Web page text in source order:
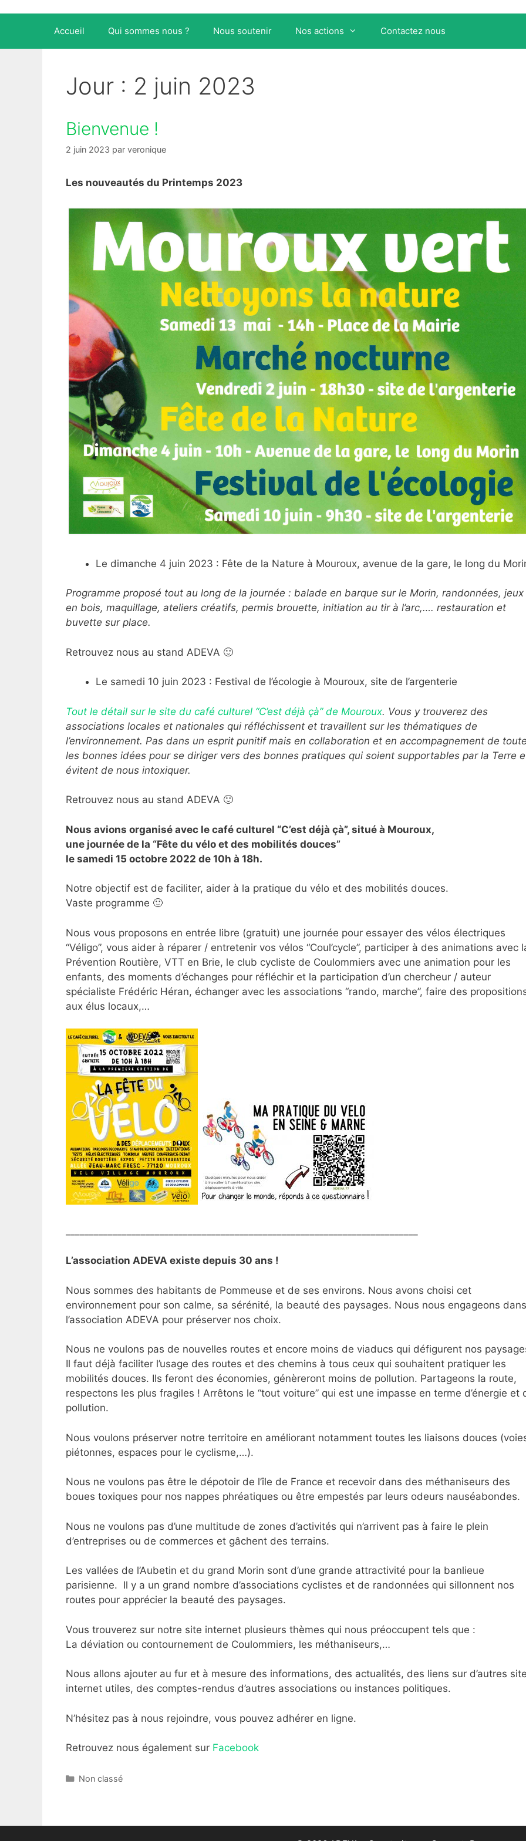
Accueil Qui sommes nous ? Nous soutenir Nos actions Contactez nous
Jour : 2 juin 2023
Bienvenue !
2 juin 2023 par veronique
Les nouveautés du Printemps 2023
Le dimanche 4 juin 2023 : Fête de la Nature à Mouroux, avenue de la gare, le long du
Programme proposé tout au long de la journée : balade en barque sur le Morin, randonnées, jeux
en bois, maquillage, ateliers créatifs, permis brouette, initiation au tir à l’arc,…. restauration et
buvette sur place.
Retrouvez nous au stand ADEVA 🙂
Le samedi 10 juin 2023 : Festival de l’écologie à Mouroux, site de l’argenterie
Tout le détail sur le site du café culturel “C’est déjà çà” de Mouroux. Vous y trouverez des
associations locales et nationales qui réfléchissent et travaillent sur les thématiques de
l’environnement. Pas dans un esprit punitif mais en collaboration et en accompagnement de
les bonnes idées pour se diriger vers des bonnes pratiques qui soient supportables par la Terre
évitent de nous intoxiquer.
Retrouvez nous au stand ADEVA 🙂
Nous avions organisé avec le café culturel “C’est déjà çà”, situé à Mouroux,
une journée de la “Fête du vélo et des mobilités douces”
le samedi 15 octobre 2022 de 10h à 18h.
Notre objectif est de faciliter, aider à la pratique du vélo et des mobilités douces.
Vaste programme 🙂
Nous vous proposons en entrée libre (gratuit) une journée pour essayer des vélos électriques
“Véligo”, vous aider à réparer / entretenir vos vélos “Coul’cycle”, participer à des animations avec
Prévention Routière, VTT en Brie, le club cycliste de Coulommiers avec une animation pour les
enfants, des moments d’échanges pour réfléchir et la participation d’un chercheur / auteur
spécialiste Frédéric Héran, échanger avec les associations “rando, marche”, faire des
aux élus locaux,…
L’association ADEVA existe depuis 30 ans !
Nous sommes des habitants de Pommeuse et de ses environs. Nous avons choisi cet
environnement pour son calme, sa sérénité, la beauté des paysages. Nous nous engageons dans
l’association ADEVA pour préserver nos choix.
Nous ne voulons pas de nouvelles routes et encore moins de viaducs qui défigurent nos
Il faut déjà faciliter l’usage des routes et des chemins à tous ceux qui souhaitent pratiquer les
mobilités douces. Ils feront des économies, génèreront moins de pollution. Partageons la route,
respectons les plus fragiles ! Arrêtons le “tout voiture” qui est une impasse en terme d’énergie et
pollution.
Nous voulons préserver notre territoire en améliorant notamment toutes les liaisons douces
piétonnes, espaces pour le cyclisme,…).
Nous ne voulons pas être le dépotoir de l’île de France et recevoir dans des méthaniseurs des
boues toxiques pour nos nappes phréatiques ou être empestés par leurs odeurs nauséabondes.
Nous ne voulons pas d’une multitude de zones d’activités qui n’arrivent pas à faire le plein
d’entreprises ou de commerces et gâchent des terrains.
Les vallées de l’Aubetin et du grand Morin sont d’une grande attractivité pour la banlieue
parisienne. Il y a un grand nombre d’associations cyclistes et de randonnées qui sillonnent nos
routes pour apprécier la beauté des paysages.
Vous trouverez sur notre site internet plusieurs thèmes qui nous préoccupent tels que :
La déviation ou contournement de Coulommiers, les méthaniseurs,…
Nous allons ajouter au fur et à mesure des informations, des actualités, des liens sur d’autres
internet utiles, des comptes-rendus d’autres associations ou instances politiques.
N’hésitez pas à nous rejoindre, vous pouvez adhérer en ligne.
Retrouvez nous également sur Facebook
Catégories
Non classé